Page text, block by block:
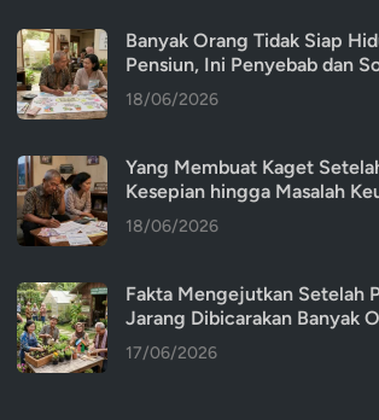
Banyak Orang Tidak Siap
Pensiun, Ini Penyebab dan
18/06/2026
Yang Membuat Kaget
Kesepian hingga Masalah
18/06/2026
Fakta Mengejutkan Setelah
Jarang Dibicarakan Banyak
17/06/2026